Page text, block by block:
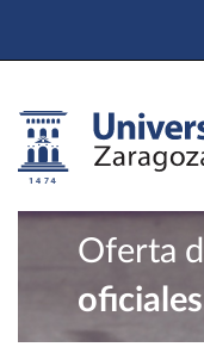
Oferta
oficiales